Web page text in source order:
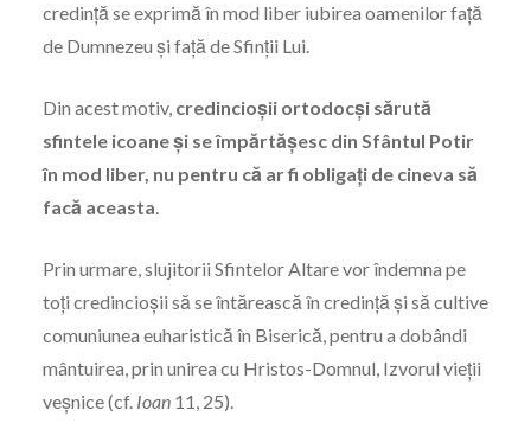
credinţă se exprimă în mod liber iubirea oamenilor faţă
de Dumnezeu şi faţă de Sfinţii Lui.
Din acest motiv, credincioşii ortodocşi sărută
sfintele icoane şi se împărtăşesc din Sfântul Potir
în mod liber, nu pentru că ar fi obligaţi de cineva să
facă aceasta.
Prin urmare, slujitorii Sfintelor Altare vor îndemna pe
toţi credincioşii să se întărească în credinţă şi să cultive
comuniunea euharistică în Biserică, pentru a dobândi
mântuirea, prin unirea cu Hristos-Domnul, Izvorul vieţii
veşnice (cf. Ioan11, 25).